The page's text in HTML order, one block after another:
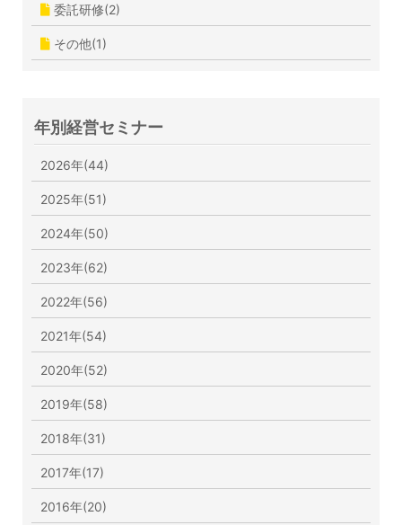
委託研修(2)
その他(1)
年別経営セミナー
2026年(44)
2025年(51)
2024年(50)
2023年(62)
2022年(56)
2021年(54)
2020年(52)
2019年(58)
2018年(31)
2017年(17)
2016年(20)